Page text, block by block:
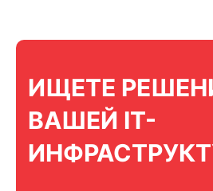
ИЩЕТЕ
ВАШЕЙ IT-